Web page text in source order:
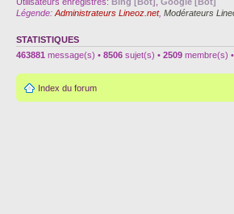
Légende: Administrateurs Lineoz.net, Modérateurs
STATISTIQUES
463881 message(s) • 8506 sujet(s) • 2509 membre(s)
Index du forum